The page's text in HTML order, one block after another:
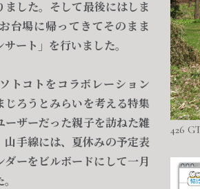
ました。そして最後にはしま
台場に帰ってきてそのまま
サート」を行いました。
トコトをコラボレーション
じろうとみらいを考える特集
ーザーだった親子を訪ねた雑
山手線には、夏休みの予定表
ダーをビルボードにして一月
426